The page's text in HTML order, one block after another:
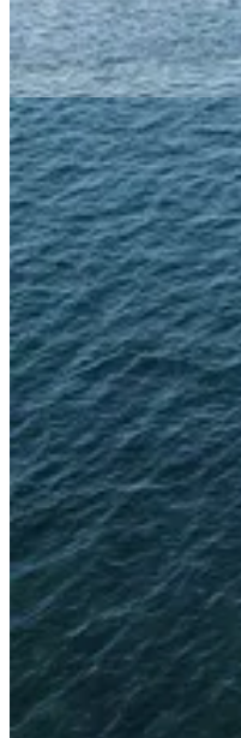
Marinos de la Armada de
todavía fresco a 150 metros
captadas por el Drone la
Compartir
Discusión sobre este post
Comentarios Restacks